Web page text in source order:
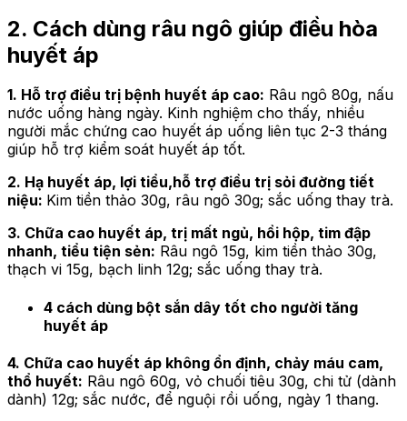
2. Cách dùng râu ngô giúp điều hòa
huyết áp
1. Hỗ trợ điều trị bệnh huyết áp cao: Râu ngô 80g, nấu
nước uống hàng ngày. Kinh nghiệm cho thấy, nhiều
người mắc chứng cao huyết áp uống liên tục 2-3 tháng
giúp hỗ trợ kiểm soát huyết áp tốt.
2. Hạ huyết áp, lợi tiểu,hỗ trợ điều trị sỏi đường tiết
niệu: Kim tiền thảo 30g, râu ngô 30g; sắc uống thay trà.
3. Chữa cao huyết áp, trị mất ngủ, hồi hộp, tim đập
nhanh, tiểu tiện sẻn: Râu ngô 15g, kim tiền thảo 30g,
thạch vi 15g, bạch linh 12g; sắc uống thay trà.
4 cách dùng bột sắn dây tốt cho người tăng
huyết áp
4. Chữa cao huyết áp không ổn định, chảy máu cam,
thổ huyết: Râu ngô 60g, vỏ chuối tiêu 30g, chi tử (dành
dành) 12g; sắc nước, để nguội rồi uống, ngày 1 thang.